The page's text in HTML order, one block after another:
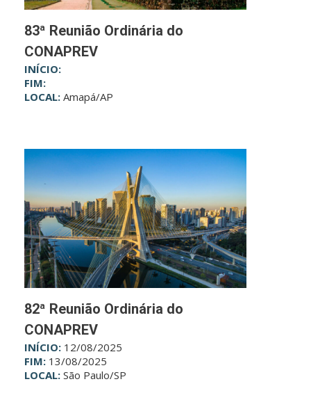
83ª Reunião Ordinária do
CONAPREV
INÍCIO:
FIM:
LOCAL: Amapá/AP
82ª Reunião Ordinária do
CONAPREV
INÍCIO: 12/08/2025
FIM: 13/08/2025
LOCAL: São Paulo/SP